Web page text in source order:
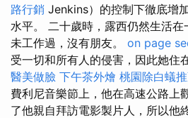
路行銷 Jenkins）的控制下徹底增
水平。 二十歲時，露西仍然生活
未工作過，沒有朋友。 on page
受一切和所有人的侵害，因此她住
醫美做臉 下午茶外燴 桃園除白蟻
費利尼音樂節上，他在高速公路上
了他親自拜訪電影製片人，所以他